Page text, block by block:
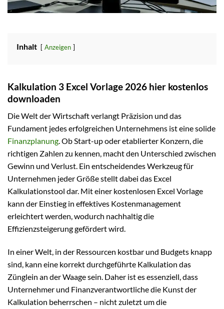
Inhalt Anzeigen
Kalkulation 3 Excel Vorlage 2026 hier kostenlos
downloaden
Die Welt der Wirtschaft verlangt Präzision und das
Fundament jedes erfolgreichen Unternehmens ist eine solide
Finanzplanung. Ob Start-up oder etablierter Konzern, die
richtigen Zahlen zu kennen, macht den Unterschied zwischen
Gewinn und Verlust. Ein entscheidendes Werkzeug für
Unternehmen jeder Größe stellt dabei das Excel
Kalkulationstool dar. Mit einer kostenlosen Excel Vorlage
kann der Einstieg in effektives Kostenmanagement
erleichtert werden, wodurch nachhaltig die
Effizienzsteigerung gefördert wird.
In einer Welt, in der Ressourcen kostbar und Budgets knapp
sind, kann eine korrekt durchgeführte Kalkulation das
Zünglein an der Waage sein. Daher ist es essenziell, dass
Unternehmer und Finanzverantwortliche die Kunst der
Kalkulation beherrschen – nicht zuletzt um die